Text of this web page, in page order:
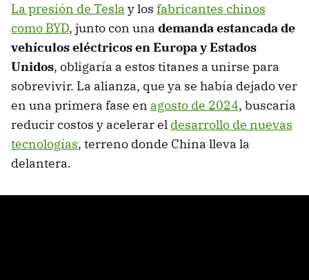
La presión de Tesla y los fabricantes chinos
como BYD, junto con una demanda estancada de
vehículos eléctricos en Europa y Estados
Unidos, obligaría a estos titanes a unirse para
sobrevivir. La alianza, que ya se había dejado ver
en una primera fase en agosto de 2024, buscaría
reducir costos y acelerar el desarrollo de nuevas
tecnologías, terreno donde China lleva la
delantera.